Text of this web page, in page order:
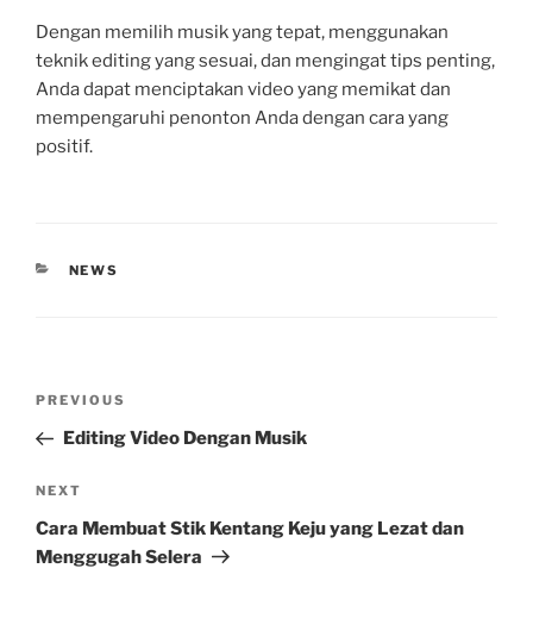
Dengan memilih musik yang tepat, menggunakan
teknik editing yang sesuai, dan mengingat tips penting,
Anda dapat menciptakan video yang memikat dan
mempengaruhi penonton Anda dengan cara yang
positif.
CATEGORIES
NEWS
Previous
Post
PREVIOUS
Editing Video Dengan Musik
Next
Post
NEXT
Cara Membuat Stik Kentang Keju yang Lezat dan
Menggugah Selera